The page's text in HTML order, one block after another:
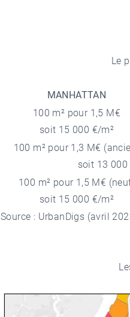
Le
MANHATTAN
100 m² pour 1,5 M€
soit 15 000 €/m²
100 m² pour 1,3 M€
soit 13 000 €/
100 m² pour 1,5 M€
soit 15 000 €/m²
Source : UrbanDigs (avril